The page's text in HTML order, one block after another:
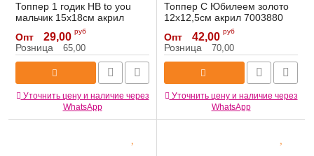
Топпер 1 годик HB to you
мальчик 15х18см акрил
Артикул: 7068880
Опт 29,00 руб
Розница 65,00
Уточнить цену и наличие через
WhatsApp
Топпер С Юбилеем золото
12х12,5см акрил 7003880
Артикул: 7003880
Опт 42,00 руб
Розница 70,00
Уточнить цену и наличие через
WhatsApp